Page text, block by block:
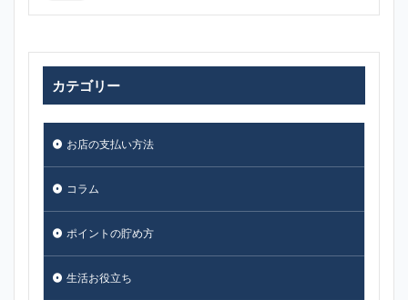
カテゴリー
お店の支払い方法
コラム
ポイントの貯め方
生活お役立ち